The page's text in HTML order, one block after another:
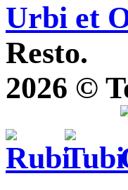
Urbi et
Resto.
2026 ©